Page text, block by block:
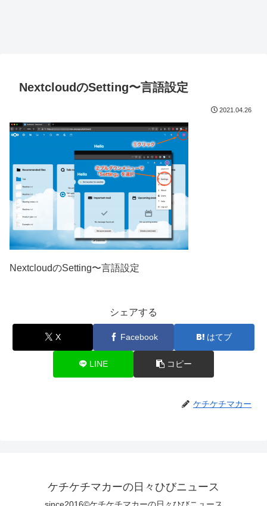
NextcloudのSetting〜言語設定
2021.04.26
NextcloudのSetting〜言語設定
シェアする
X Facebook はてブ
LINE コピー
ケチケチマカー
ケチケチマカーの日々ひびニュース